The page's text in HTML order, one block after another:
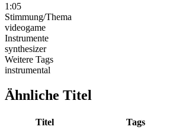
1:05
Stimmung/Thema
videogame
Instrumente
synthesizer
Weitere Tags
instrumental
Ähnliche Titel
Titel Tags